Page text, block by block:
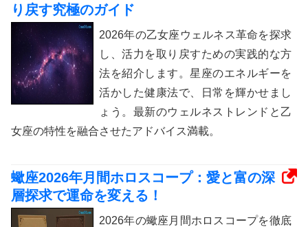
り戻す究極のガイド
2026年の乙女座ウェルネス革命を探求
し、活力を取り戻すための実践的な方
法を紹介します。星座のエネルギーを
活かした健康法で、日常を輝かせまし
ょう。最新のウェルネストレンドと乙
女座の特性を融合させたアドバイス満載。
蠍座2026年月間ホロスコープ：愛と富の深
層探求で運命を変える！
2026年の蠍座月間ホロスコープを徹底